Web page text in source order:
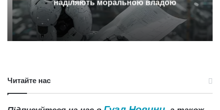
наділяють моральною владою
Читайте нас